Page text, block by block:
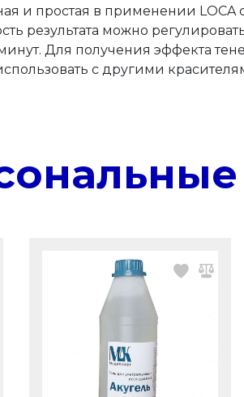
и простая в применении LOCA
результата можно
Для получения эффекта
с другими